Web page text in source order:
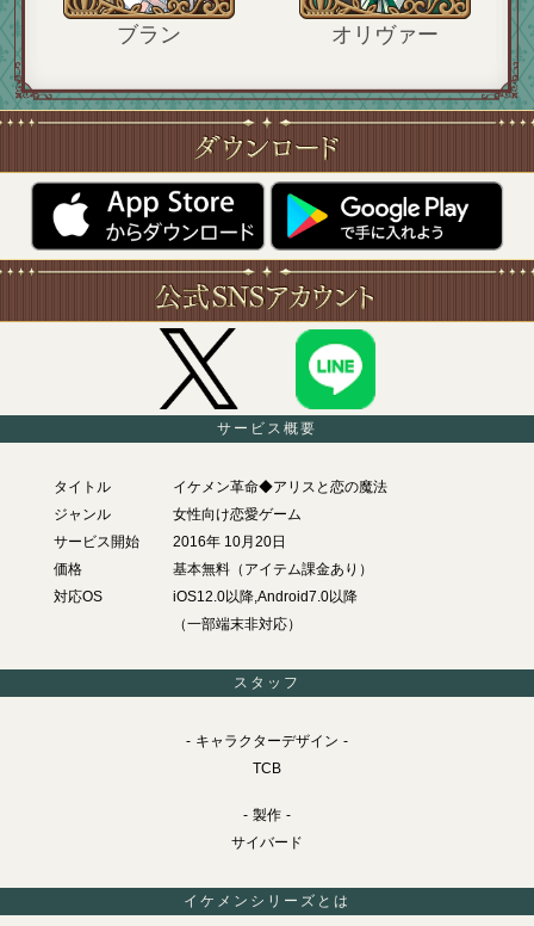
ブラン オリヴァー
サービス概要
タイトル
イケメン革命◆アリスと恋の魔法
ジャンル
女性向け恋愛ゲーム
サービス開始
2016年 10月20日
価格
基本無料（アイテム課金あり）
対応OS
iOS12.0以降,Android7.0以降
（一部端末非対応）
スタッフ
キャラクターデザイン
TCB
製作
サイバード
イケメンシリーズとは